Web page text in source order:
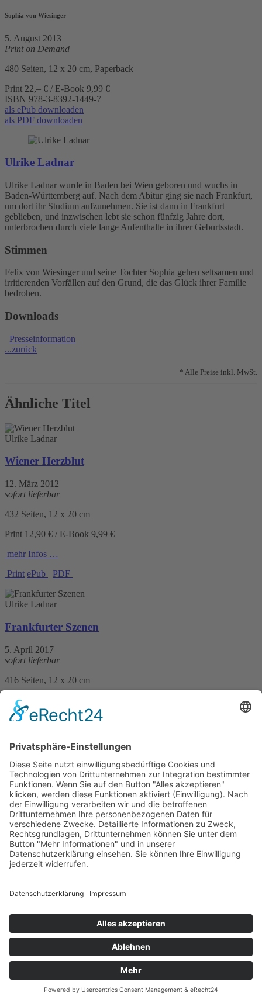
Sophia von Wiesinger
5. August 2013
Print on Demand
480 Seiten, 12 x 20 cm, Paperback
Print 22,– € / E-Book 9,99 €
ISBN 978-3-8392-1449-7
als ePub downloaden
als PDF downloaden
Ulrike Ladnar
Ulrike Ladnar wurde in Baden bei Wien geboren und wuchs in
Baden-Württemberg auf. Nach dem Abitur ging sie nach Frankfurt,
um dort ihr Studium aufzunehmen. Sie ist dann in Frankfurt
geblieben, und inzwischen lebt sie schon fünfzig Jahre dort,
unterbrochen durch viele lange Aufenthalte in ihrer Geburtsstadt.
Stimmen
Felix von Wiesinger und seine Tochter Sophia gehen seltsamen und
irritierenden Vorfällen auf den Grund, die das Glück ihrer Familie
bedrohen.
Downloads
Presseinformation
...zurück
* Alle Preise inkl. MwSt.
Ähnliche Titel
Ulrike Ladnar
Wiener Herzblut
12. März 2012
sofort lieferbar
432 Seiten, 12 x 20 cm
Print 12,90 € / E-Book 9,99 €
mehr Infos …
Print ePub PDF
Ulrike Ladnar
Frankfurter Szenen
5. April 2017
sofort lieferbar
416 Seiten, 12 x 20 cm
Print 14,99 € / E-Book 11,99 €
mehr Infos …
Ulrike Ladnar
Das Geheimnis der fünf Frauen
4. März 2015
Print on Demand
480 Seiten, 12 x 20 cm
Print 22,– € / E-Book 9,99 €
AGB
Sitemap
© 2026 Gmeiner-Verlag GmbH